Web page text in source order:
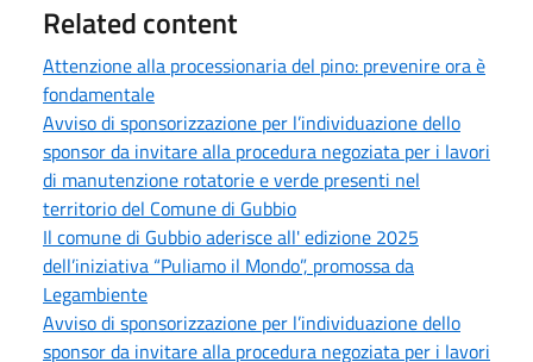
Related content
Attenzione alla processionaria del pino: prevenire ora è
fondamentale
Avviso di sponsorizzazione per l’individuazione dello
sponsor da invitare alla procedura negoziata per i lavori
di manutenzione rotatorie e verde presenti nel
territorio del Comune di Gubbio
Il comune di Gubbio aderisce all' edizione 2025
dell’iniziativa “Puliamo il Mondo”, promossa da
Legambiente
Avviso di sponsorizzazione per l’individuazione dello
sponsor da invitare alla procedura negoziata per i lavori